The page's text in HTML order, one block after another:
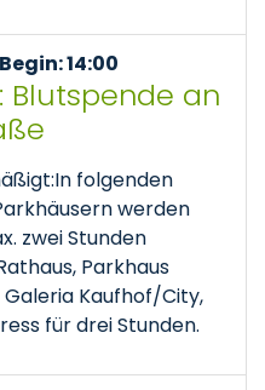
14:00
Blutspende an
folgenden
werden
zwei Stunden
Parkhaus
Kaufhof/City,
für drei Stunden.